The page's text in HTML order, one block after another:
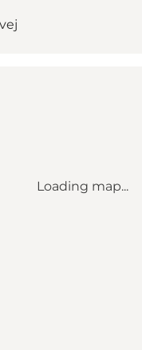
Loading map...